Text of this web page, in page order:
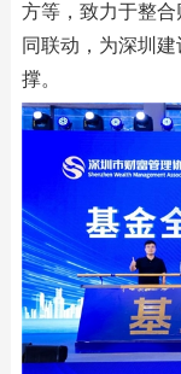
方等，致力于整
同联动，为深圳
撑。